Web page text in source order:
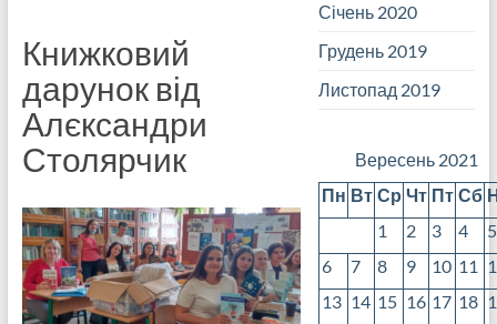
Книжковий
дарунок від
Алєксандри
Столярчик
Січень 2020
Грудень 2019
Листопад 2019
Вересень 2021
Пн Вт Ср Чт Пт Сб
1
2 3 4
5
6
7 8 9 10 11
13 14 15 16 17 18